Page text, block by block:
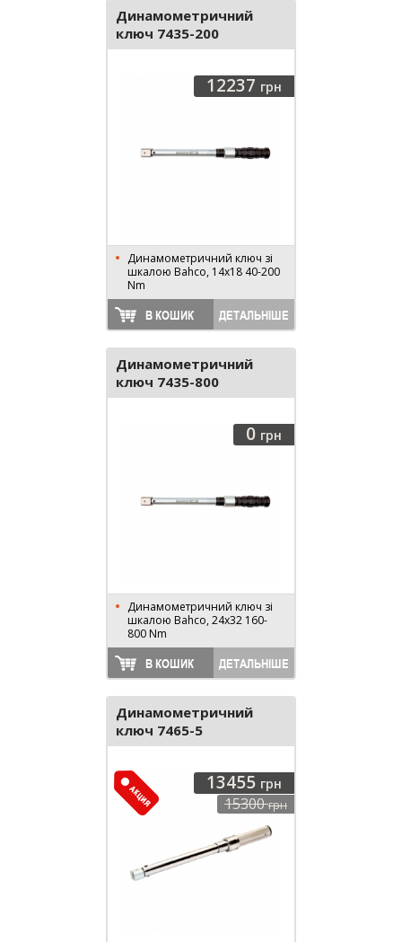
Динамометричний
ключ 7435-200
12237 грн
Динамометричний ключ зі
шкалою Bahco, 14x18 40-200
Nm
В КОШИК ДЕТАЛЬНІШЕ
Динамометричний
ключ 7435-800
0 грн
Динамометричний ключ зі
шкалою Bahco, 24x32 160-
800 Nm
В КОШИК ДЕТАЛЬНІШЕ
Динамометричний
ключ 7465-5
13455 грн
15300грн